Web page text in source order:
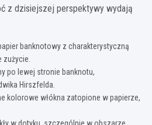
z dzisiejszej perspektywy wydają
banknotowy z charakterystyczną
po lewej stronie banknotu,
Hirszfelda.
kolorowe włókna zatopione w papierze,
w dotyku, szczególnie w obszarze